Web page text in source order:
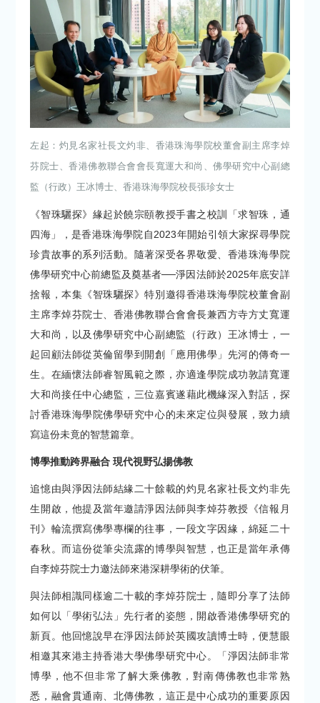
左起：灼見名家社長文灼非、香港珠海學院校董會副主席李焯
芬院士、香港佛教聯合會會長寬運大和尚、佛學研究中心副總
監（行政）王冰博士、香港珠海學院校長張珍女士
《智珠驪探》緣起於饒宗頤教授手書之校訓「求智珠，通
四海」，是香港珠海學院自2023年開始引領大家探尋學院
珍貴故事的系列活動。隨著深受各界敬愛、香港珠海學院
佛學研究中心前總監及奠基者──淨因法師於2025年底安詳
捨報，本集《智珠驪探》特別邀得香港珠海學院校董會副
主席李焯芬院士、香港佛教聯合會會長兼西方寺方丈寬運
大和尚，以及佛學研究中心副總監（行政）王冰博士，一
起回顧法師從英倫留學到開創「應用佛學」先河的傳奇一
生。在緬懷法師睿智風範之際，亦適逢學院成功敦請寬運
大和尚接任中心總監，三位嘉賓遂藉此機緣深入對話，探
討香港珠海學院佛學研究中心的未來定位與發展，致力續
寫這份未竟的智慧篇章。
博學推動跨界融合 現代視野弘揚佛教
追憶由與淨因法師結緣二十餘載的灼見名家社長文灼非先
生開啟，他提及當年邀請淨因法師與李焯芬教授《信報月
刊》輪流撰寫佛學專欄的往事，一段文字因緣，綿延二十
春秋。而這份從筆尖流露的博學與智慧，也正是當年承傳
自李焯芬院士力邀法師來港深耕學術的伏筆。
與法師相識同樣逾二十載的李焯芬院士，隨即分享了法師
如何以「學術弘法」先行者的姿態，開啟香港佛學研究的
新頁。他回憶說早在淨因法師於英國攻讀博士時，便慧眼
相邀其來港主持香港大學佛學研究中心。「淨因法師非常
博學，他不但非常了解大乘佛教，對南傳佛教也非常熟
悉，融會貫通南、北傳佛教，這正是中心成功的重要原因